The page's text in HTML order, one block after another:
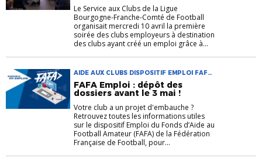
Le Service aux Clubs de la Ligue
Bourgogne-Franche-Comté de Football
organisait mercredi 10 avril la première
soirée des clubs employeurs à destination
des clubs ayant créé un emploi grâce à...
AIDE AUX CLUBS DISPOSITIF EMPLOI FAFA
FFF SERVICE AUX CLUBS
FAFA Emploi : dépôt des
dossiers avant le 3 mai !
Votre club a un projet d'embauche ?
Retrouvez toutes les informations utiles
sur le dispositif Emploi du Fonds d’Aide au
Football Amateur (FAFA) de la Fédération
Française de Football, pour...